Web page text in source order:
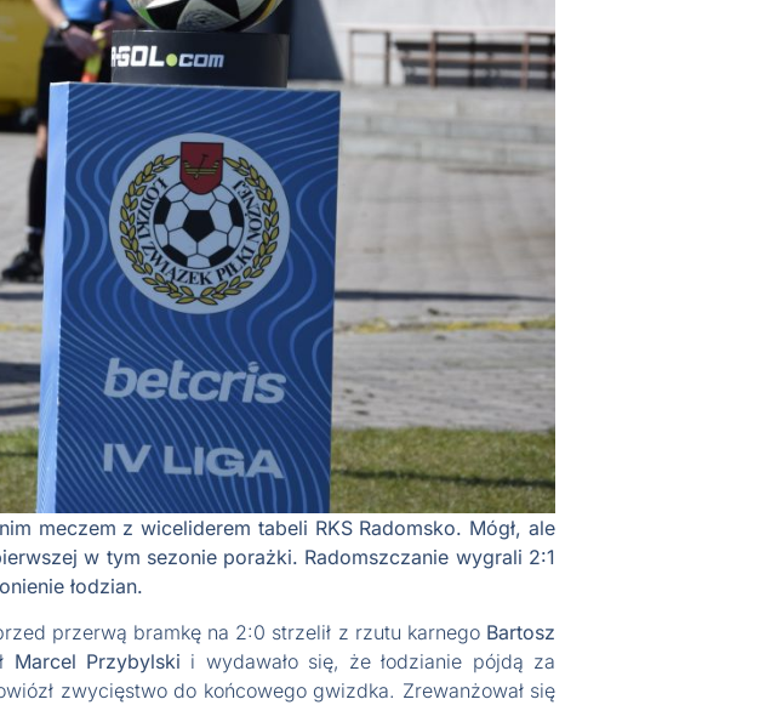
meczem z wiceliderem tabeli RKS Radomsko. Mógł, ale
w tym sezonie porażki. Radomszczanie wygrali 2:1
łodzian.
przerwą bramkę na 2:0 strzelił z rzutu karnego Bartosz
Marcel Przybylski i wydawało się, że łodzianie pójdą za
zwycięstwo do końcowego gwizdka. Zrewanżował się